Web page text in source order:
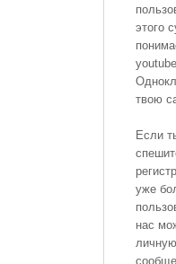
этого
твою
Если
уже
нас